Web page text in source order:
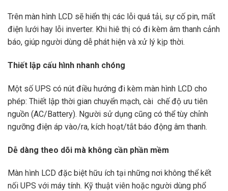
Trên màn hình LCD sẽ hiển thị các lỗi quá tải, sự cố pin, mất
điện lưới hay lỗi inverter. Khi hiê thị có đi kèm âm thanh cảnh
báo, giúp người dùng dễ phát hiện và xử lý kịp thời.
Thiết lập cấu hình nhanh chóng
Một số UPS có nút điều hướng đi kèm màn hình LCD cho
phép: Thiết lập thời gian chuyển mạch, cài chế độ ưu tiên
nguồn (AC/Battery). Người sử dụng cũng có thể tùy chỉnh
ngưỡng điện áp vào/ra, kích hoạt/tắt báo động âm thanh.
Dễ dàng theo dõi mà không cần phần mềm
Màn hình LCD đặc biệt hữu ích tại những nơi không thể kết
nối UPS với máy tính. Kỹ thuật viên hoặc người dùng phổ